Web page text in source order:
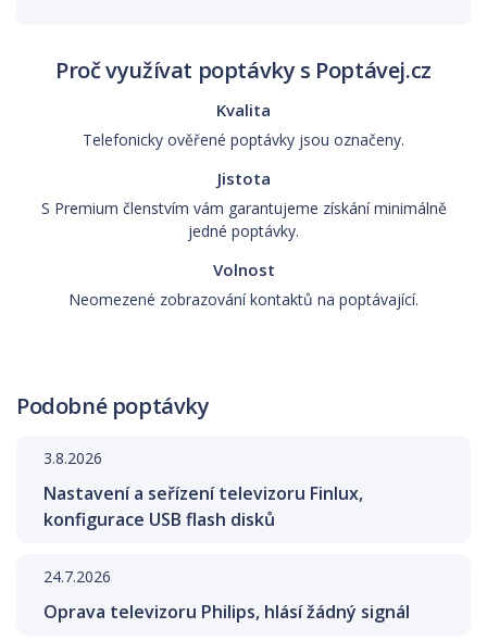
Proč využívat poptávky s Poptávej.cz
Kvalita
Telefonicky ověřené poptávky jsou označeny.
Jistota
S Premium členstvím vám garantujeme získání minimálně
jedné poptávky.
Volnost
Neomezené zobrazování kontaktů na poptávající.
Podobné poptávky
3.8.2026
Nastavení a seřízení televizoru Finlux,
konfigurace USB flash disků
24.7.2026
Oprava televizoru Philips, hlásí žádný signál